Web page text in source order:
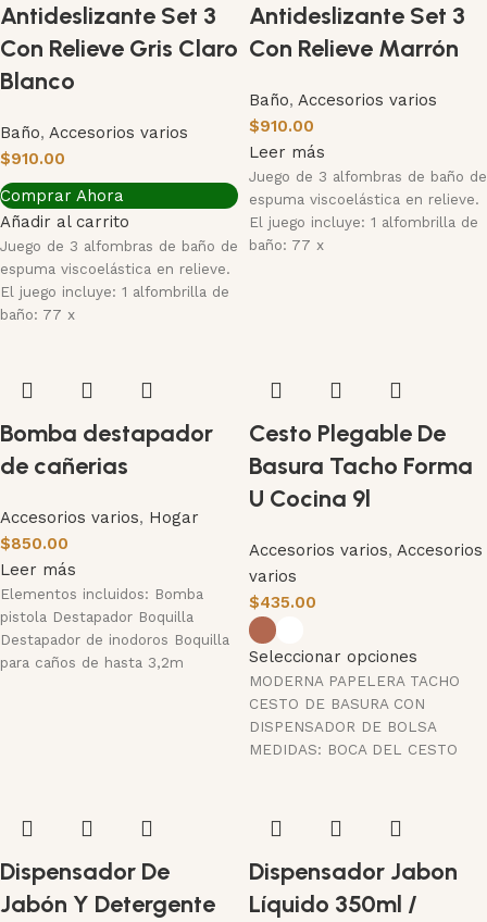
Antideslizante Set 3
Con Relieve Gris Claro
Blanco
Baño, Accesorios varios
$910.00
Comprar Ahora
Añadir al carrito
Juego de 3 alfombras de baño de
espuma viscoelástica en relieve.
El juego incluye: 1 alfombrilla de
baño: 77 x
Antideslizante Set 3
Con Relieve Marrón
Baño, Accesorios varios
$910.00
Leer más
Juego de 3 alfombras de baño de
espuma viscoelástica en relieve.
El juego incluye: 1 alfombrilla de
baño: 77 x
Bomba destapador
de cañerias
Accesorios varios, Hogar
$850.00
Leer más
Elementos incluidos: Bomba
pistola Destapador Boquilla
Destapador de inodoros Boquilla
para caños de hasta 3,2m
Cesto Plegable De
Basura Tacho Forma
U Cocina 9l
Accesorios varios, Accesorios
varios
$435.00
Seleccionar opciones
MODERNA PAPELERA TACHO
CESTO DE BASURA CON
DISPENSADOR DE BOLSA
MEDIDAS: BOCA DEL CESTO
Dispensador De
Jabón Y Detergente
Dispensador Jabon
Líquido 350ml /